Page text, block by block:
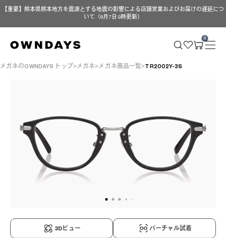
【重要】熊本県熊本地方を震源とする地震の影響による店舗営業およびお届けの遅延につ
いて（8月7日 9時更新）
0
メガネのOWNDAYS トップ メガネ メガネ商品一覧 TR2002Y-3S
3Dビュー バーチャル試着